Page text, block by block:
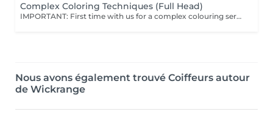
Complex Coloring Techniques (Full Head)
IMPORTANT: First time with us for a complex colouring service? We kindly recommend booking a consultation first, so we can assess your hair condition, discuss your colour goals, and create the best plan for your desired result. Complex Colouring Techniques These are advanced methods like Air Touch, Balayage, Highlights, Mesh, and Shatush that create multi-dimensional, natural-looking colour with soft transitions. Perfect if you want low-maintenance highlights that blend seamlessly and grow out gracefully without harsh lines. Your stylist will recommend the best one during the consultation based on your hair and desired result. All our colouring services use La Biosthétique products. La Biosthétique uses up to 90% of natural ingredients; it prioritises complete 360-degree care, with scalp health at the foundation of beautiful hair. We use Dyson Pro tools that protect your hair from excessive heat and deliver a sleek, polished finish. All brushes are sanitised with Sibel equipment, which effectively removes hair, product buildup, and impurities while reducing bacteria on the brush surface to maintain high hygiene standards for every client. For a more defined final look, a haircut can be added as an add-on. Simple, Moderate, Complex This grading reflects your hair's individual characteristics, such as texture, density, and length and is assessed by your hairdresser at the start of your visit. Not sure which to choose? We recommend booking Complex. The price will be adjusted after your consultation. Note: This is not related to the difficulty of service or timing.
Nous avons également trouvé Coiffeurs autour
de Wickrange